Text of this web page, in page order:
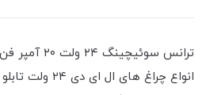
ترانس
انواع چراغ